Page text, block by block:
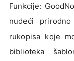
Funkcije:
nudeći
rukopisa koje
biblioteka